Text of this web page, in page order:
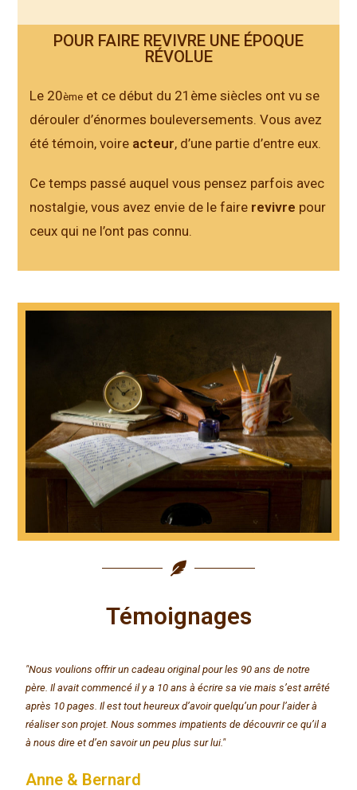
POUR FAIRE REVIVRE UNE ÉPOQUE
RÉVOLUE
Le 20ème et ce début du 21ème siècles ont vu se
dérouler d’énormes bouleversements. Vous avez
été témoin, voire acteur, d’une partie d’entre eux.
Ce temps passé auquel vous pensez parfois avec
nostalgie, vous avez envie de le faire revivre pour
ceux qui ne l’ont pas connu.
Témoignages
"Nous voulions offrir un cadeau original pour les 90 ans de notre
père. Il avait commencé il y a 10 ans à écrire sa vie mais s’est arrêté
après 10 pages. Il est tout heureux d’avoir quelqu’un pour l’aider à
réaliser son projet. Nous sommes impatients de découvrir ce qu’il a
à nous dire et d’en savoir un peu plus sur lui."
Anne & Bernard